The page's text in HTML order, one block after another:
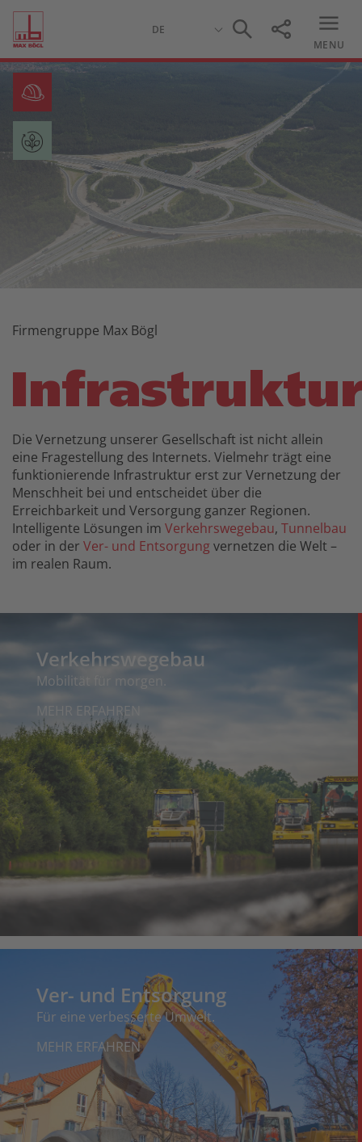
MENU
Firmengruppe Max Bögl
Die Vernetzung unserer Gesellschaft ist nicht allein
eine Fragestellung des Internets. Vielmehr trägt eine
funktionierende Infrastruktur erst zur Vernetzung der
Menschheit bei und entscheidet über die
Erreichbarkeit und Versorgung ganzer Regionen.
Intelligente Lösungen im Verkehrswegebau, Tunnelbau
oder in der Ver- und Entsorgungvernetzen die Welt –
im realen Raum.
Verkehrswegebau
Mobilität für morgen.
MEHR ERFAHREN
Ver- und Entsorgung
Für eine verbesserte Umwelt.
MEHR ERFAHREN